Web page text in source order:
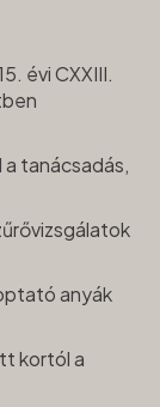
évi CXXIII.
tanácsadás,
anyák
kortól a